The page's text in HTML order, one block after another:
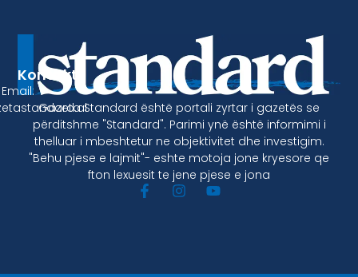
Gazeta Standard është portali zyrtar i gazetës se
përditshme "Standard". Parimi ynë është informimi i
thelluar i mbeshtetur ne objektivitet dhe investigim.
"Behu pjese e lajmit"- eshte motoja jone kryesore qe
fton lexuesit te jene pjese e jona
Kontakt
Email: